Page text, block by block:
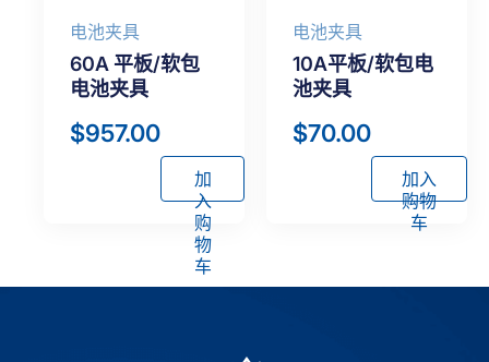
电池夹具
60A 平板/软包
电池夹具
$957.00
加
入
购
物
车
电池夹具
10A平板/软包电
池夹具
$70.00
加入
购物
车